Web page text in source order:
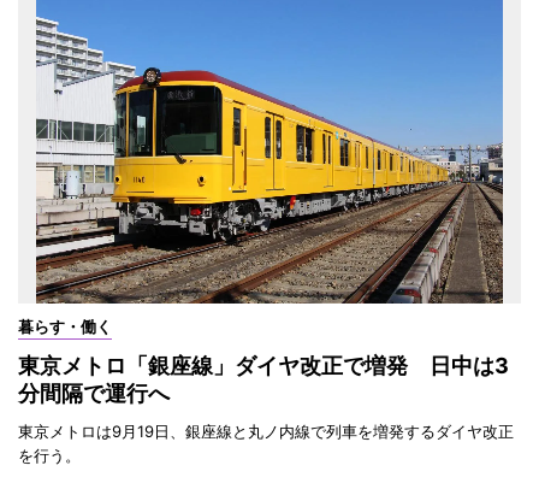
暮らす・働く
東京メトロ「銀座線」ダイヤ改正で増発 日中は3
分間隔で運行へ
東京メトロは9月19日、銀座線と丸ノ内線で列車を増発するダイヤ改正
を行う。